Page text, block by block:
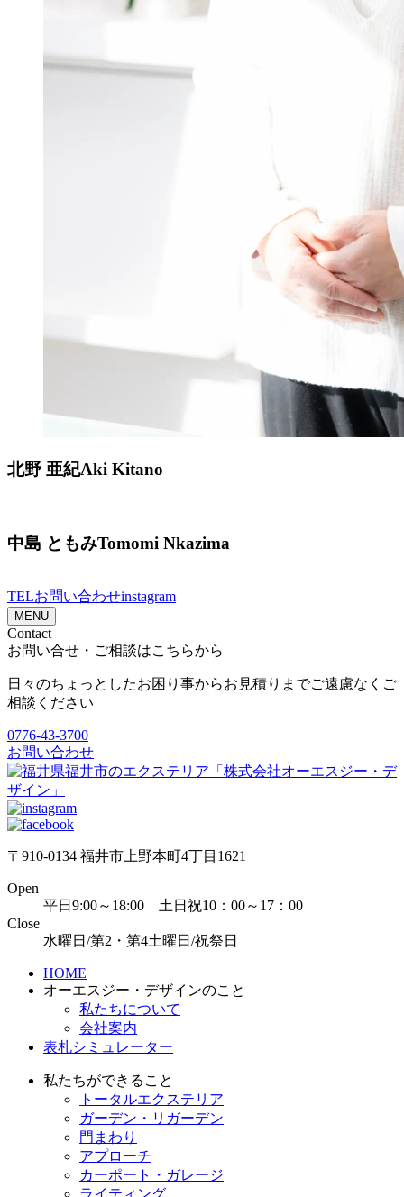
北野 亜紀Aki Kitano
中島 ともみTomomi Nkazima
TELお問い合わせinstagram
MENU
Contact
お問い合せ・ご相談はこちらから
日々のちょっとしたお困り事からお見積りまでご遠慮なくご
相談ください
0776-43-3700
お問い合わせ
〒910-0134 福井市上野本町4丁目1621
Open
平日9:00～18:00 土日祝10：00～17：00
Close
水曜日/第2・第4土曜日/祝祭日
HOME
オーエスジー・デザインのこと
私たちについて
会社案内
表札シミュレーター
私たちができること
トータルエクステリア
ガーデン・リガーデン
門まわり
アプローチ
カーポート・ガレージ